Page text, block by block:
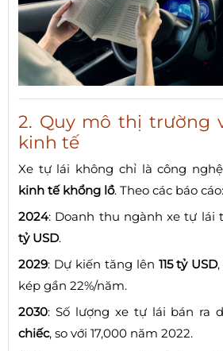
2. Quy mô thị trường
kinh tế
Xe tự lái không chỉ là công
kinh tế khổng lồ. Theo các báo cáo:
2024: Doanh thu ngành xe tự lái
tỷ USD.
2029: Dự kiến tăng lên 115 tỷ USD
kép gần 22%/năm.
2030: Số lượng xe tự lái bán ra
chiếc, so với 17,000 năm 2022.